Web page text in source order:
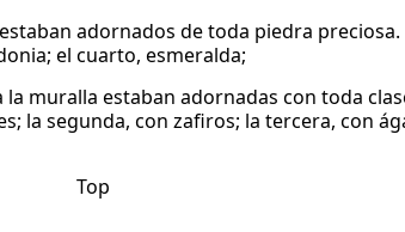
adornados de toda piedra
el cuarto, esmeralda;
muralla estaban adornadas con toda
la segunda, con zafiros; la tercera, con
Top